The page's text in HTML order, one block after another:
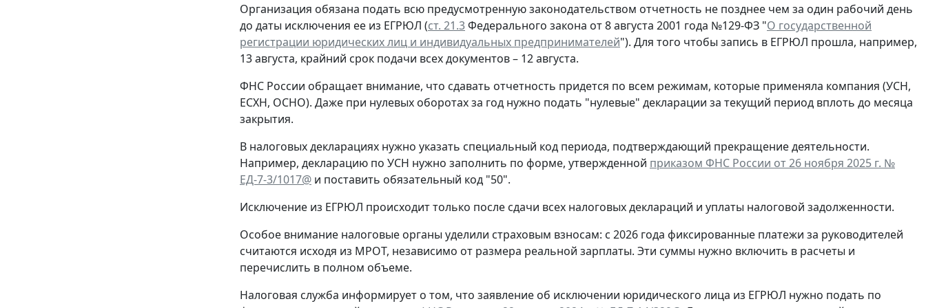
Организация обязана подать всю предусмотренную законодательством отчетность не позднее чем за один рабочий день
до даты исключения ее из ЕГРЮЛ (ст. 21.3Федерального закона от 8 августа 2001 года №129-ФЗ "О государственной
регистрации юридических лиц и индивидуальных предпринимателей"). Для того чтобы запись в ЕГРЮЛ прошла, например,
13 августа, крайний срок подачи всех документов – 12 августа.
ФНС России обращает внимание, что сдавать отчетность придется по всем режимам, которые применяла компания (УСН,
ЕСХН, ОСНО). Даже при нулевых оборотах за год нужно подать "нулевые" декларации за текущий период вплоть до месяца
закрытия.
В налоговых декларациях нужно указать специальный код периода, подтверждающий прекращение деятельности.
Например, декларацию по УСН нужно заполнить по форме, утвержденной приказом ФНС России от 26 ноября 2025 г. №
ЕД-7-3/1017@ и поставить обязательный код "50".
Исключение из ЕГРЮЛ происходит только после сдачи всех налоговых деклараций и уплаты налоговой задолженности.
Особое внимание налоговые органы уделили страховым взносам: с 2026 года фиксированные платежи за руководителей
считаются исходя из МРОТ, независимо от размера реальной зарплаты. Эти суммы нужно включить в расчеты и
перечислить в полном объеме.
Налоговая служба информирует о том, что заявление об исключении юридического лица из ЕГРЮЛ нужно подать по